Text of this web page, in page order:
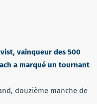
vainqueur des 500
a marqué un tournant
douzième manche de